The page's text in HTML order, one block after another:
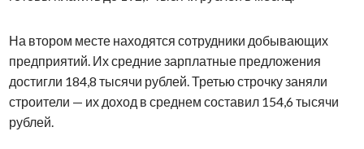
На втором месте находятся сотрудники добывающих
предприятий. Их средние зарплатные предложения
достигли 184,8 тысячи рублей. Третью строчку заняли
строители — их доход в среднем составил 154,6 тысячи
рублей.